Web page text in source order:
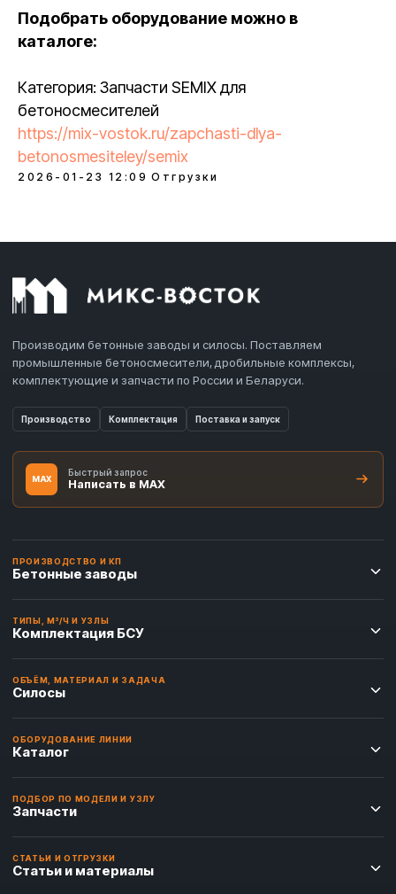
Подобрать оборудование можно в
каталоге:
Категория: Запчасти SEMIX для
бетоносмесителей
https://mix-vostok.ru/zapchasti-dlya-
betonosmesiteley/semix
2026-01-23 12:09 Отгрузки
Производим бетонные заводы и силосы. Поставляем
промышленные бетоносмесители, дробильные комплексы,
комплектующие и запчасти по России и Беларуси.
Производство Комплектация Поставка и запуск
MAX
Быстрый запрос
Написать в MAX
ПРОИЗВОДСТВО И КП
Бетонные заводы
ТИПЫ, М³/Ч И УЗЛЫ
Комплектация БСУ
ОБЪЁМ, МАТЕРИАЛ И ЗАДАЧА
Силосы
ОБОРУДОВАНИЕ ЛИНИИ
Каталог
ПОДБОР ПО МОДЕЛИ И УЗЛУ
Запчасти
СТАТЬИ И ОТГРУЗКИ
Статьи и материалы